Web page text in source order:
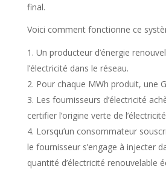
final.
Voici comment fonctionne ce
Un producteur d’énergie
l’électricité dans le réseau.
Pour chaque MWh produit, une
Les fournisseurs d’électricité
certifier l’origine verte de
Lorsqu’un consommateur
le fournisseur s’engage à injecter
quantité d’électricité renouvelable